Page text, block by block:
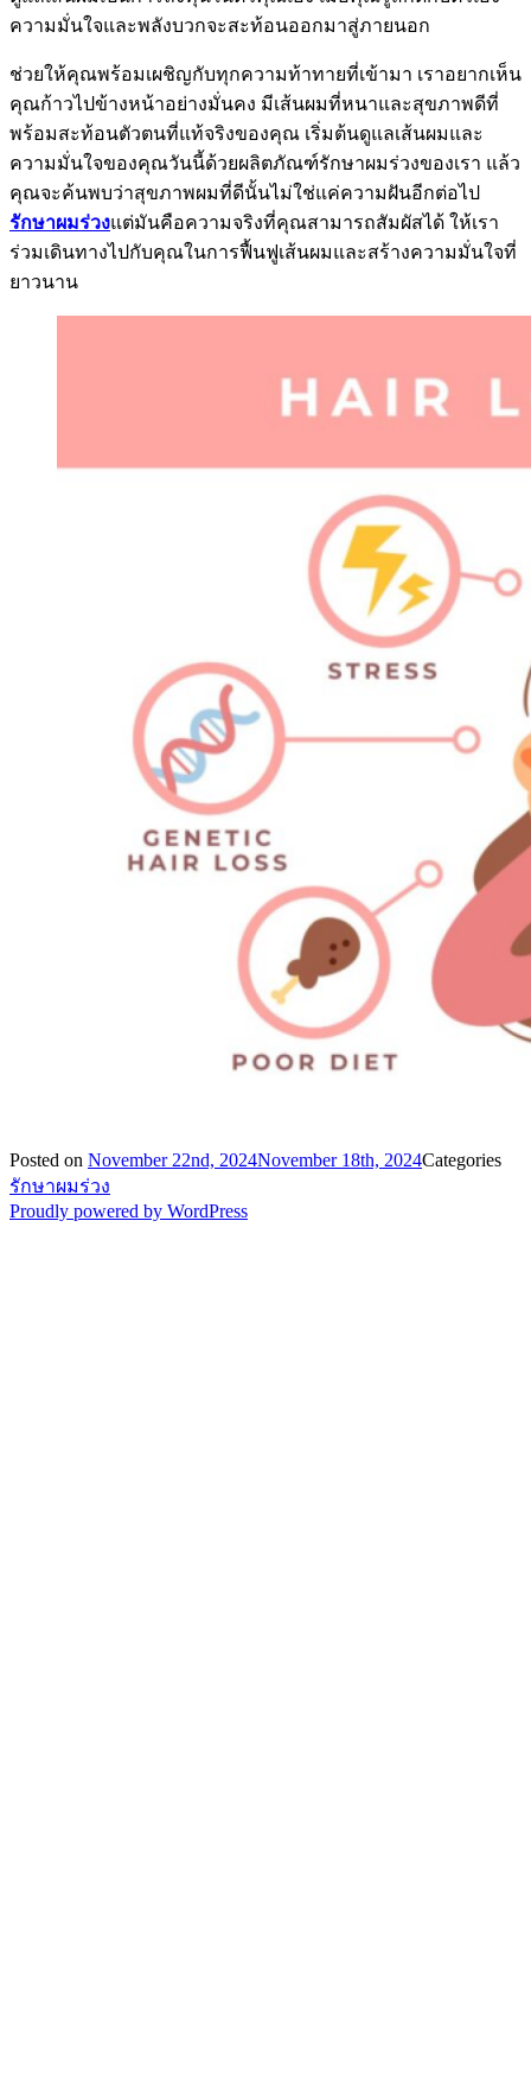
ความมั่นใจและพลังบวกจะสะท้อนออกมาสู่ภายนอก
ช่วยให้คุณพร้อมเผชิญกับทุกความท้าทายที่เข้ามา เราอยากเห็น
คุณก้าวไปข้างหน้าอย่างมั่นคง มีเส้นผมที่หนาและสุขภาพดีที่
พร้อมสะท้อนตัวตนที่แท้จริงของคุณ เริ่มต้นดูแลเส้นผมและ
ความมั่นใจของคุณวันนี้ด้วยผลิตภัณฑ์รักษาผมร่วงของเรา แล้ว
คุณจะค้นพบว่าสุขภาพผมที่ดีนั้นไม่ใช่แค่ความฝันอีกต่อไป
รักษาผมร่วงแต่มันคือความจริงที่คุณสามารถสัมผัสได้ ให้เรา
ร่วมเดินทางไปกับคุณในการฟื้นฟูเส้นผมและสร้างความมั่นใจที่
ยาวนาน
Posted on November 22nd, 2024November 18th, 2024Categories
รักษาผมร่วง
Proudly powered by WordPress